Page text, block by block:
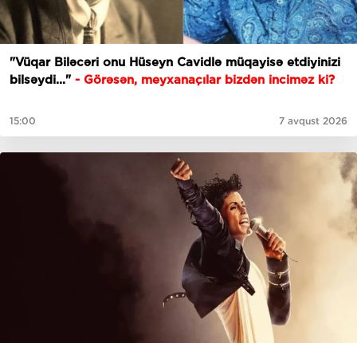
"Vüqar Biləcəri onu Hüseyn Cavidlə müqayisə etdiyinizi
bilsəydi..." - Görəsən, meyxanaçılar bizdən inciməz ki?
15:00 7 avqust 2026